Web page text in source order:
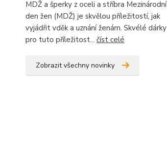
MDŽ a šperky z oceli a stříbra Mezinárodní
den žen (MDŽ) je skvělou příležitostí, jak
vyjádřit vděk a uznání ženám. Skvélé dárky
pro tuto příležitost... číst celé
Zobrazit všechny novinky